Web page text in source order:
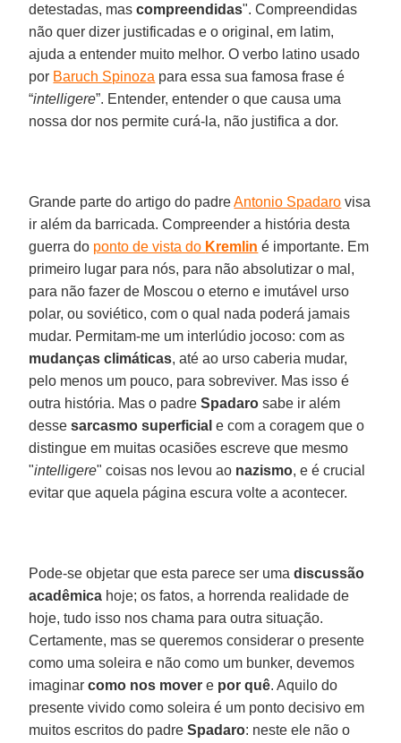
detestadas, mascompreendidas". Compreendidas
não quer dizer justificadas e o original, em latim,
ajuda a entender muito melhor. O verbo latino usado
por Baruch Spinoza para essa sua famosa frase é
“intelligere”. Entender, entender o que causa uma
nossa dor nos permite curá-la, não justifica a dor.
Grande parte do artigo do padreAntonio Spadaro visa
ir além da barricada. Compreender a história desta
guerra do ponto de vista do Kremlin é importante. Em
primeiro lugar para nós, para não absolutizar o mal,
para não fazer de Moscou o eterno e imutável urso
polar, ou soviético, com o qual nada poderá jamais
mudar. Permitam-me um interlúdio jocoso: com as
mudanças climáticas, até ao urso caberia mudar,
pelo menos um pouco, para sobreviver. Mas isso é
outra história. Mas o padreSpadaro sabe ir além
dessesarcasmo superficial e com a coragem que o
distingue em muitas ocasiões escreve que mesmo
"intelligere" coisas nos levou ao nazismo, e é crucial
evitar que aquela página escura volte a acontecer.
Pode-se objetar que esta parece ser umadiscussão
acadêmica hoje; os fatos, a horrenda realidade de
hoje, tudo isso nos chama para outra situação.
Certamente, mas se queremos considerar o presente
como uma soleira e não como um bunker, devemos
imaginarcomo nos mover e por quê. Aquilo do
presente vivido como soleira é um ponto decisivo em
muitos escritos do padreSpadaro: neste ele não o